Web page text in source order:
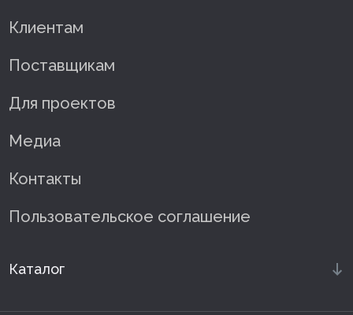
Клиентам
Поставщикам
Для проектов
Медиа
Контакты
Пользовательское соглашение
Каталог